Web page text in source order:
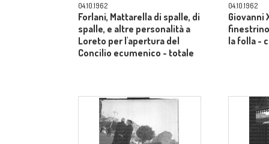
04.10.1962
Forlani, Mattarella di spalle, di
spalle, e altre personalità a
Loreto per l'apertura del
Concilio ecumenico - totale
04.10.1962
Giovanni
la folla -